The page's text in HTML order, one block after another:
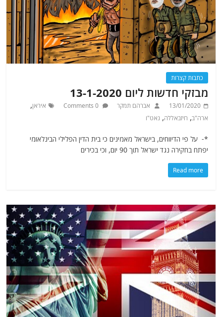
כתבות קצרות
מבזקי חדשות ליום 13-1-2020
13/01/2020 אברהם תמקר 0 Comments איראן,
ארה"ב, חיזבאללה, נאט"ו
*- על פי הדיווחים, בישראל מאמינים כי בית הדין הפלילי הבינלאומי
יפתח בחקירה נגד ישראל תוך 90 יום, וכי בכירים
Read more